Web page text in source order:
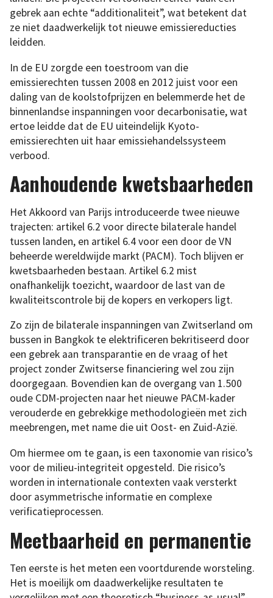
gebrek aan echte “additionaliteit”, wat betekent dat
ze niet daadwerkelijk tot nieuwe emissiereducties
leidden.
In de EU zorgde een toestroom van die
emissierechten tussen 2008 en 2012 juist voor een
daling van de koolstofprijzen en belemmerde het de
binnenlandse inspanningen voor decarbonisatie, wat
ertoe leidde dat de EU uiteindelijk Kyoto-
emissierechten uit haar emissiehandelssysteem
verbood.
Aanhoudende kwetsbaarheden
Het Akkoord van Parijs introduceerde twee nieuwe
trajecten: artikel 6.2 voor directe bilaterale handel
tussen landen, en artikel 6.4 voor een door de VN
beheerde wereldwijde markt (PACM). Toch blijven er
kwetsbaarheden bestaan. Artikel 6.2 mist
onafhankelijk toezicht, waardoor de last van de
kwaliteitscontrole bij de kopers en verkopers ligt.
Zo zijn de bilaterale inspanningen van Zwitserland om
bussen in Bangkok te elektrificeren bekritiseerd door
een gebrek aan transparantie en de vraag of het
project zonder Zwitserse financiering wel zou zijn
doorgegaan. Bovendien kan de overgang van 1.500
oude CDM-projecten naar het nieuwe PACM-kader
verouderde en gebrekkige methodologieën met zich
meebrengen, met name die uit Oost- en Zuid-Azië.
Om hiermee om te gaan, is een taxonomie van risico’s
voor de milieu-integriteit opgesteld. Die risico’s
worden in internationale contexten vaak versterkt
door asymmetrische informatie en complexe
verificatieprocessen.
Meetbaarheid en permanentie
Ten eerste is het meten een voortdurende worsteling.
Het is moeilijk om daadwerkelijke resultaten te